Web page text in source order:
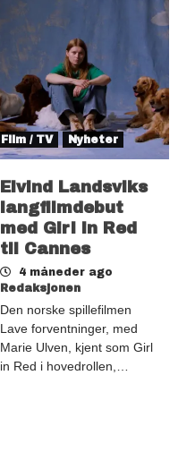
Film / TV Nyheter
Eivind Landsviks
langfilmdebut
med Girl in Red
til Cannes
4 måneder ago
Redaksjonen
Den norske spillefilmen
Lave forventninger, med
Marie Ulven, kjent som Girl
in Red i hovedrollen,…